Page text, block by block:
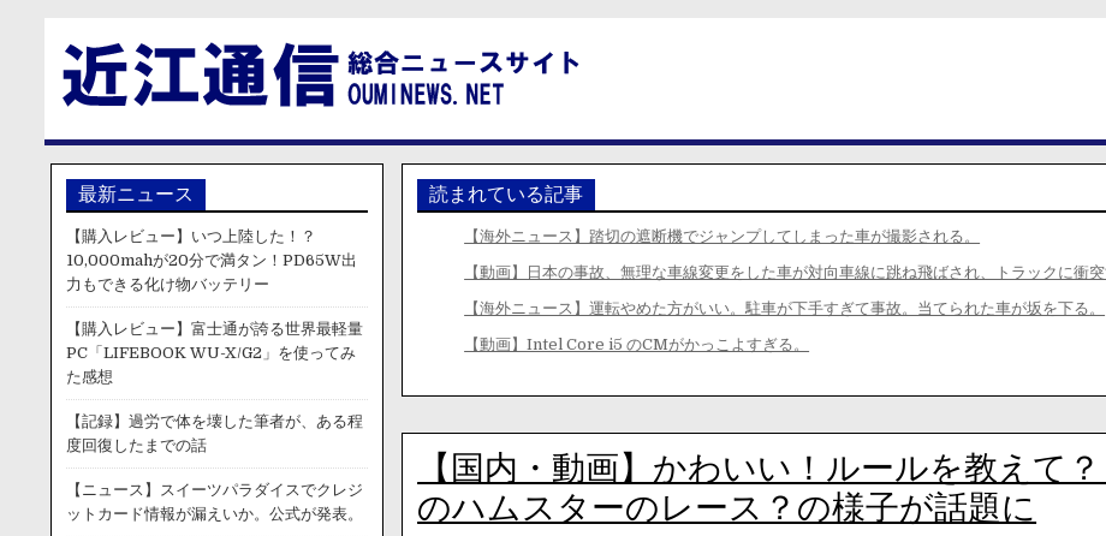
読まれている記事
【海外ニュース】踏切の遮断機でジャンプしてしまった車が撮影される。
【動画】日本の事故、無理な車線変更をした車が対向車線に跳ね飛ばされ、トラックに衝
【海外ニュース】運転やめた方がいい。駐車が下手すぎて事故。当てられた車が坂を下る。
【動画】Intel Core i5 のCMがかっこよすぎる。
【国内・動画】かわいい！ルールを教えて
のハムスターのレース？の様子が話題に
最新ニュース
【購入レビュー】いつ上陸した！？
10,000mahが20分で満タン！PD65W出
力もできる化け物バッテリー
【購入レビュー】富士通が誇る世界最軽量
PC「LIFEBOOK WU-X/G2」を使ってみ
た感想
【記録】過労で体を壊した筆者が、ある程
度回復したまでの話
【ニュース】スイーツパラダイスでクレジ
ットカード情報が漏えいか。公式が発表。